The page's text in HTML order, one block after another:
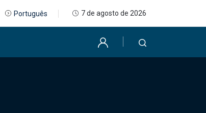
Português 7 de agosto de 2026